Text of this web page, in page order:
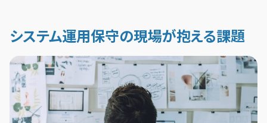
システム運用保守の現場が抱える課題